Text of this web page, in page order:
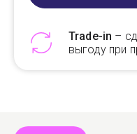
Trade-in –
выгоду при